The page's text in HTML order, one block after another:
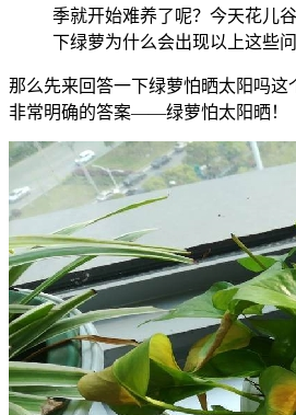
季就开始难养了呢？今天花儿
下绿萝为什么会出现以上这些问
那么先来回答一下绿萝怕晒太阳吗
非常明确的答案——绿萝怕太阳晒！